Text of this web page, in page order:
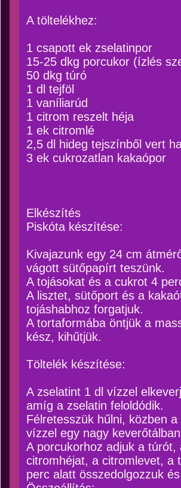
A töltelékhez:
1 csapott ek zselatinpor
15-25 dkg porcukor (ízlés
50 dkg túró
1 dl tejföl
1 vaníliarúd
1 citrom reszelt héja
1 ek citromlé
2,5 dl hideg tejszínből vert
3 ek cukrozatlan kakaópor
Elkészítés
Piskóta készítése:
Kivajazunk egy 24 cm
vágott sütőpapírt teszünk.
A tojásokat és a cukrot 4
A lisztet, sütőport és a
tojáshabhoz forgatjuk.
A tortaformába öntjük a
kész, kihűtjük.
Töltelék készítése:
A zselatint 1 dl vízzel
amíg a zselatin feloldódik.
Félretesszük hűlni, közben
vízzel egy nagy
A porcukorhoz adjuk a
citromhéjat, a citromlevet, a
perc alatt összedolgozzuk